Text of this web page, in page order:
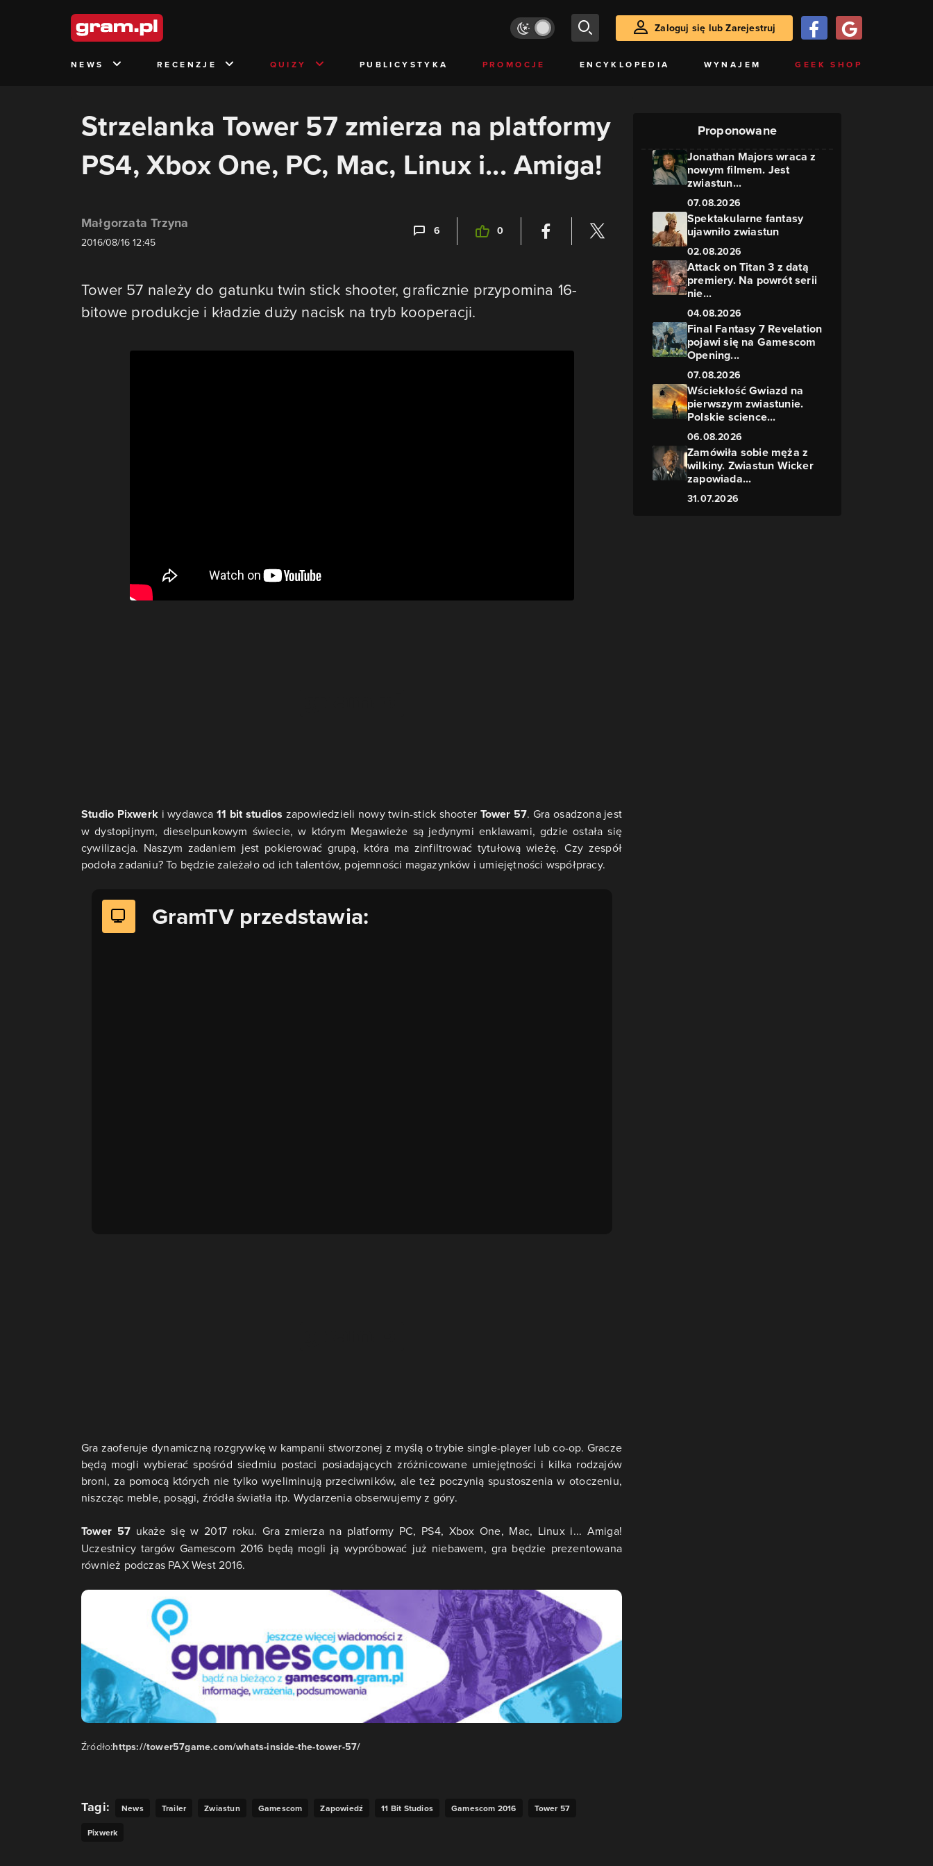
Zaloguj się lub Zarejestruj
NEWS RECENZJE QUIZY PUBLICYSTYKA PROMOCJE ENCYKLOPEDIA WYNAJEM GEEK SHOP
Strzelanka Tower 57 zmierza na platformy
PS4, Xbox One, PC, Mac, Linux i... Amiga!
Małgorzata Trzyna
2016/08/16 12:45
6 0
Tower 57 należy do gatunku twin stick shooter, graficznie przypomina 16-
bitowe produkcje i kładzie duży nacisk na tryb kooperacji.
Studio Pixwerk i wydawca11 bit studios zapowiedzieli nowy twin-stick shooter Tower 57. Gra osadzona jest
w dystopijnym, dieselpunkowym świecie, w którym Megawieże są jedynymi enklawami, gdzie ostała się
cywilizacja. Naszym zadaniem jest pokierować grupą, która ma zinfiltrować tytułową wieżę. Czy zespół
podoła zadaniu? To będzie zależało od ich talentów, pojemności magazynków i umiejętności współpracy.
GramTV przedstawia:
Gra zaoferuje dynamiczną rozgrywkę w kampanii stworzonej z myślą o trybie single-player lub co-op. Gracze
będą mogli wybierać spośród siedmiu postaci posiadających zróżnicowane umiejętności i kilka rodzajów
broni, za pomocą których nie tylko wyeliminują przeciwników, ale też poczynią spustoszenia w otoczeniu,
niszcząc meble, posągi, źródła światła itp. Wydarzenia obserwujemy z góry.
Tower 57 ukaże się w 2017 roku. Gra zmierza na platformy PC, PS4, Xbox One, Mac, Linux i... Amiga!
Uczestnicy targów Gamescom 2016 będą mogli ją wypróbować już niebawem, gra będzie prezentowana
również podczas PAX West 2016.
Źródło:https://tower57game.com/whats-inside-the-tower-57/
Tagi: News Trailer Zwiastun Gamescom Zapowiedź 11 Bit Studios Gamescom 2016
Tower 57
Pixwerk
Proponowane
Jonathan Majors wraca z
nowym filmem. Jest
zwiastun...
07.08.2026
Spektakularne fantasy
ujawniło zwiastun
02.08.2026
Attack on Titan 3 z datą
premiery. Na powrót serii
nie...
04.08.2026
Final Fantasy 7 Revelation
pojawi się na Gamescom
Opening...
07.08.2026
Wściekłość Gwiazd na
pierwszym zwiastunie.
Polskie science...
06.08.2026
Zamówiła sobie męża z
wilkiny. Zwiastun Wicker
zapowiada...
31.07.2026